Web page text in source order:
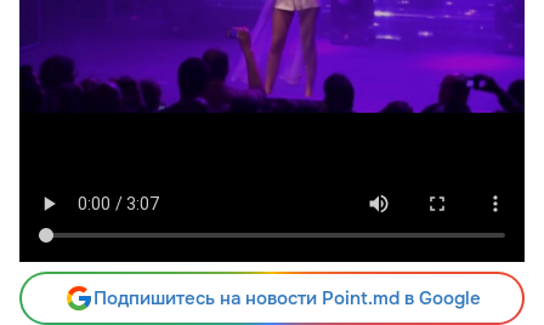
Подпишитесь на новости Point.md в Google